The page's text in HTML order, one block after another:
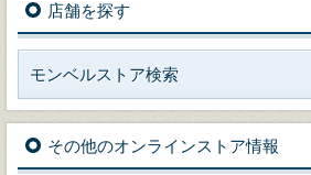
店舗を探す
モンベルストア検索
その他のオンラインストア情報